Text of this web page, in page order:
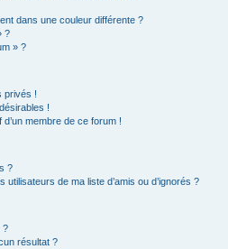
dans une couleur différente ?
?
» ?
privés !
!
membre de ce forum !
?
de ma liste d’amis ou d’ignorés ?
?
résultat ?